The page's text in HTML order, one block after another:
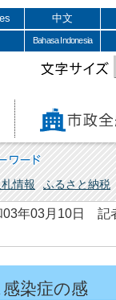
中文
Bahasa Indonesia
文字サイズ
ワード
札情報 ふるさと納税
03年03月10日 記
染症の感